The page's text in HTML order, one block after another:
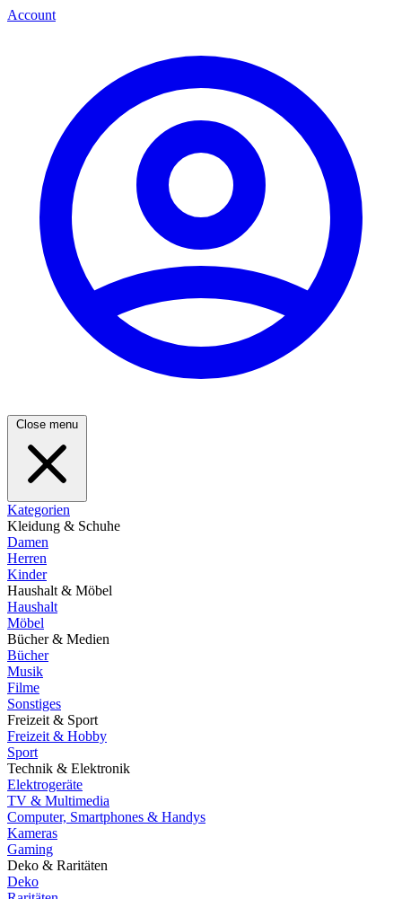
Account
Close menu
Kategorien
Kleidung & Schuhe
Damen
Herren
Kinder
Haushalt & Möbel
Haushalt
Möbel
Bücher & Medien
Bücher
Musik
Filme
Sonstiges
Freizeit & Sport
Freizeit & Hobby
Sport
Technik & Elektronik
Elektrogeräte
TV & Multimedia
Computer, Smartphones & Handys
Kameras
Gaming
Deko & Raritäten
Deko